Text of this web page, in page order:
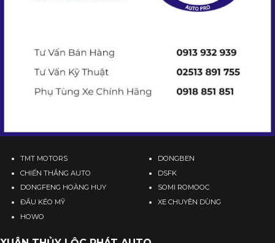
TMT MOTORS
CHIẾN THẮNG AUTO
DONGFENG HOÀNG HUY
ĐẦU KÉO MỸ
HOWO
DONGBEN
DSFK
SOMI ROMOOC
XE CHUYÊN DÙNG